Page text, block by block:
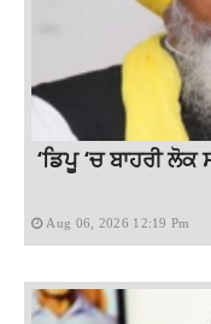
‘ਡਿਪੂ ‘ਚ ਬਾਹਰੀ ਲੋਕ
Aug 06, 2026 12:19 Pm